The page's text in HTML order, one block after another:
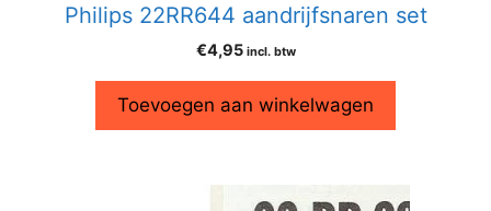
Philips 22RR644 aandrijfsnaren set
€4,95 incl. btw
Toevoegen aan winkelwagen